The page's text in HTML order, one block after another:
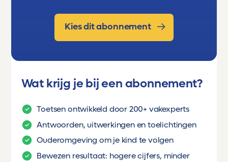
Kies dit abonnement
Wat krijg je bij een abonnement?
Toetsen ontwikkeld door 200+ vakexperts
Antwoorden, uitwerkingen en toelichtingen
Ouderomgeving om je kind te volgen
Bewezen resultaat: hogere cijfers, minder